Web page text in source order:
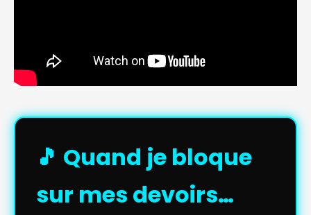
🎵 Quand je bloque
sur mes devoirs…